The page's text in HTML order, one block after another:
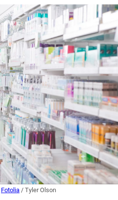
Fotolia / Tyler Olson